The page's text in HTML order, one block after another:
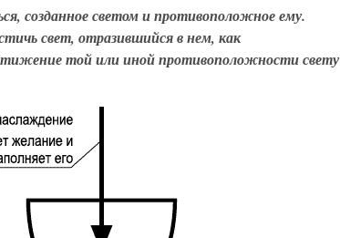
созданное светом и противоположное ему.
свет, отразившийся в нем, как
той или иной противоположности свету